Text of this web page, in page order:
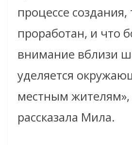
процессе
проработан, и что
внимание вблизи
уделяется
местным жителям»,
рассказала Мила.